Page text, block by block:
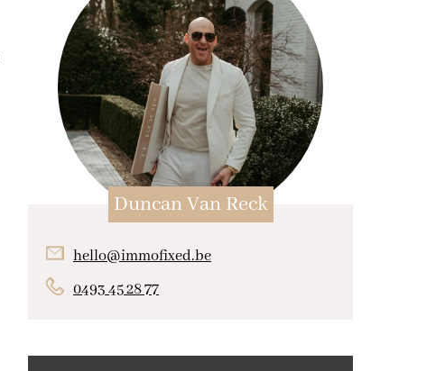
Duncan Van Reck
hello@immofixed.be
0493 45 28 77